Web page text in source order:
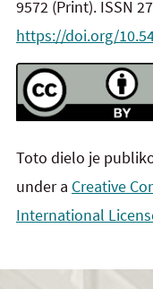
9572 (Print). ISSN
https://doi.org/
Toto dielo je
under a Creative
International